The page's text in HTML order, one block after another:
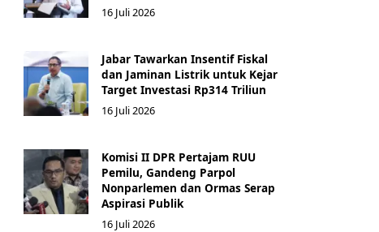
16 Juli 2026
Jabar Tawarkan Insentif Fiskal
dan Jaminan Listrik untuk Kejar
Target Investasi Rp314 Triliun
16 Juli 2026
Komisi II DPR Pertajam RUU
Pemilu, Gandeng Parpol
Nonparlemen dan Ormas Serap
Aspirasi Publik
16 Juli 2026